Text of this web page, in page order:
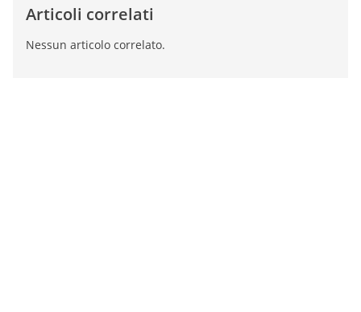
Articoli correlati
Nessun articolo correlato.